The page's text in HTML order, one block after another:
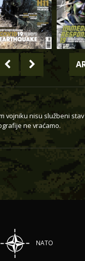
vojniku nisu službeni stav
ne vraćamo.
NATO